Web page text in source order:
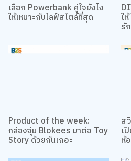
เลือก Powerbank คู่ใจยังไง
ให้เหมาะกับไลฟ์สไตล์ที่สุด ใ
รั
Product of the week:
กล่องจุ่ม Blokees มาต่อ Toy
Story ด้วยกันเถอะ
ส
เ
ห้